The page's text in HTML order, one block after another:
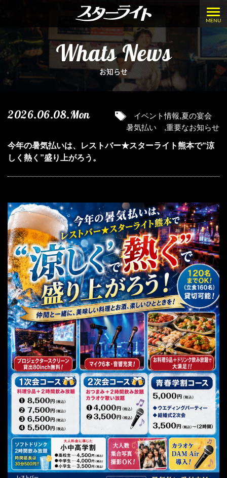
MENU
Whats News
お知らせ
2026.06.08.Mon イベント情報,夏の宴会
暑気払い ,重要なお知らせ
今年の暑気払いは、レストバー★スターライト熊本で“涼
しく熱く”盛り上がろう。